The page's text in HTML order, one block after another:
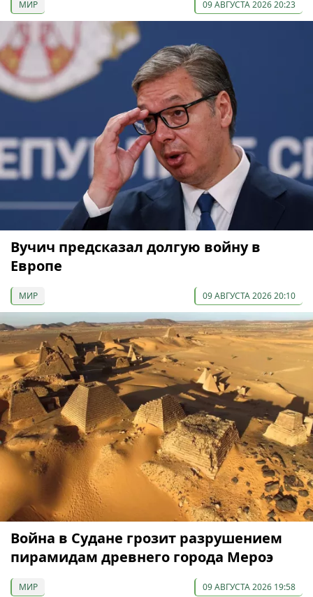
МИР 09 АВГУСТА 2026 20:23
Вучич предсказал долгую войну в
Европе
МИР 09 АВГУСТА 2026 20:10
Война в Судане грозит разрушением
пирамидам древнего города Мероэ
МИР 09 АВГУСТА 2026 19:58